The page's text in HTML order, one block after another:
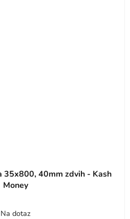
35x800, 40mm zdvih - Kash
Money
Na dotaz